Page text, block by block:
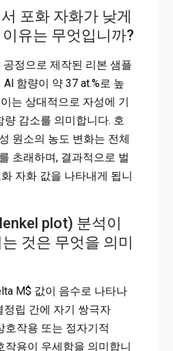
포화 자화가 낮게
유는 무엇입니까?
공정으로 제작된 리본 샘플
함량이 약 37 at.%로 높
는 상대적으로 자성에 기
량 감소를 의미합니다. 호
원소의 농도 변화는 전체
초래하며, 결과적으로 벌
자화 값을 나타내게 됩니
plot) 분석이
것은 무엇을 의미
M$ 값이 음수로 나타나
정립 간에 자기 쌍극자
호작용 또는 정자기적
작용이 우세함을 의미합니